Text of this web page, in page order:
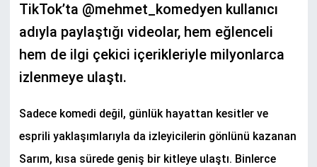
TikTok’ta @mehmet_komedyen kullanıcı
adıyla paylaştığı videolar, hem eğlenceli
hem de ilgi çekici içerikleriyle milyonlarca
izlenmeye ulaştı.
Sadece komedi değil, günlük hayattan kesitler ve
esprili yaklaşımlarıyla da izleyicilerin gönlünü kazanan
Sarım, kısa sürede geniş bir kitleye ulaştı. Binlerce